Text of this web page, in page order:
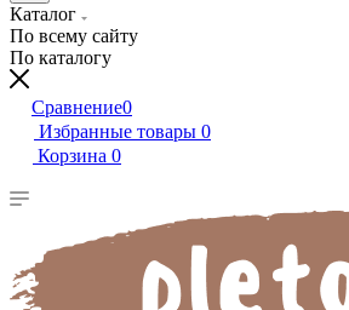
Каталог
По всему сайту
По каталогу
Сравнение0
Избранные товары 0
Корзина 0